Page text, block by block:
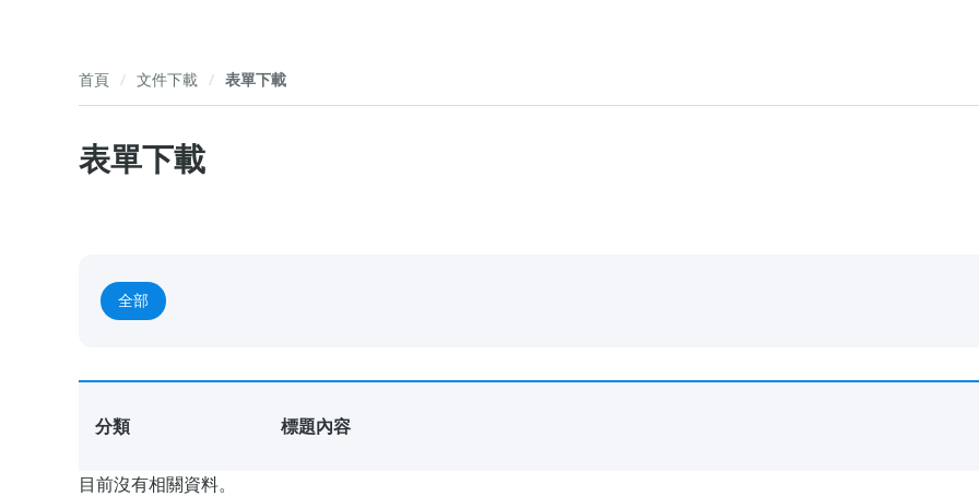
首頁 文件下載 表單下載
表單下載
全部
分類 標題內容
目前沒有相關資料。